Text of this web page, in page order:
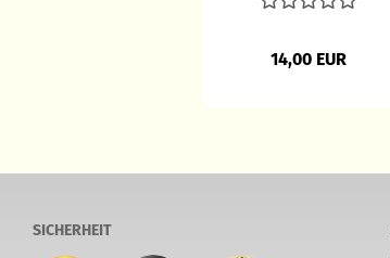
Wolga...
14,00 EUR
SICHERHEIT